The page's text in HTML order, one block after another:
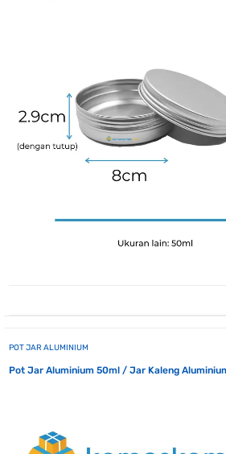
POT JAR ALUMINIUM
Pot Jar Aluminium 50ml / Jar Kaleng